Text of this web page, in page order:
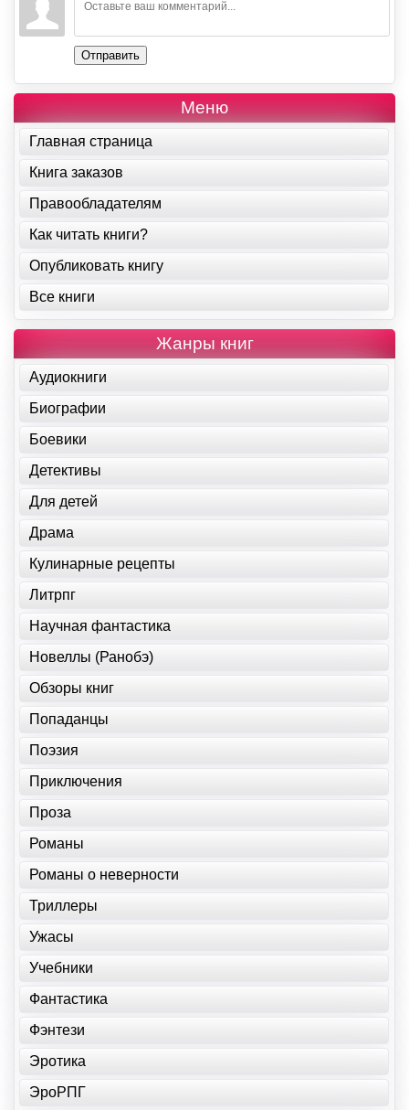
Отправить
Меню
Главная страница
Книга заказов
Правообладателям
Как читать книги?
Опубликовать книгу
Все книги
Жанры книг
Аудиокниги
Биографии
Боевики
Детективы
Для детей
Драма
Кулинарные рецепты
Литрпг
Научная фантастика
Новеллы (Ранобэ)
Обзоры книг
Попаданцы
Поэзия
Приключения
Проза
Романы
Романы о неверности
Триллеры
Ужасы
Учебники
Фантастика
Фэнтези
Эротика
ЭроРПГ